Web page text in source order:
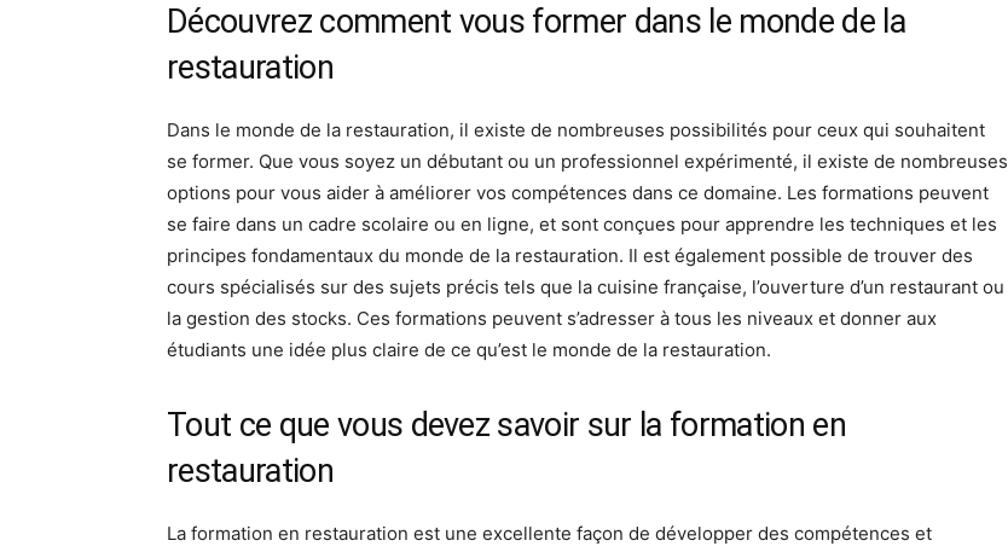
Découvrez comment vous former dans le monde de la
restauration
Dans le monde de la restauration, il existe de nombreuses possibilités pour ceux qui souhaitent
se former. Que vous soyez un débutant ou un professionnel expérimenté, il existe de nombreuses
options pour vous aider à améliorer vos compétences dans ce domaine. Les formations peuvent
se faire dans un cadre scolaire ou en ligne, et sont conçues pour apprendre les techniques et les
principes fondamentaux du monde de la restauration. Il est également possible de trouver des
cours spécialisés sur des sujets précis tels que la cuisine française, l’ouverture d’un restaurant ou
la gestion des stocks. Ces formations peuvent s’adresser à tous les niveaux et donner aux
étudiants une idée plus claire de ce qu’est le monde de la restauration.
Tout ce que vous devez savoir sur la formation en
restauration
La formation en restauration est une excellente façon de développer des compétences et